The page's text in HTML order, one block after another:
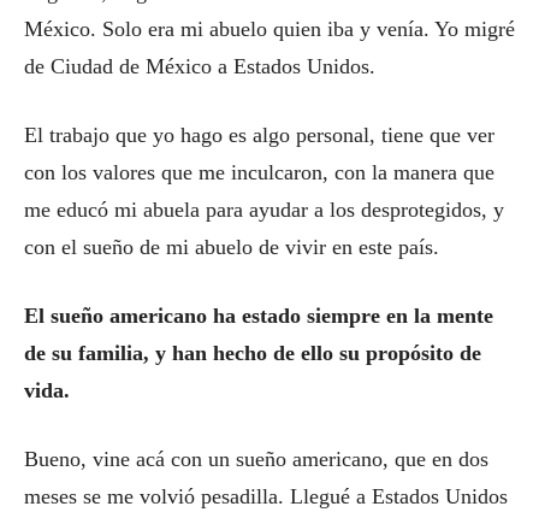
México. Solo era mi abuelo quien iba y venía. Yo migré
de Ciudad de México a Estados Unidos.
El trabajo que yo hago es algo personal, tiene que ver
con los valores que me inculcaron, con la manera que
me educó mi abuela para ayudar a los desprotegidos, y
con el sueño de mi abuelo de vivir en este país.
El sueño americano ha estado siempre en la mente
de su familia, y han hecho de ello su propósito de
vida.
Bueno, vine acá con un sueño americano, que en dos
meses se me volvió pesadilla. Llegué a Estados Unidos